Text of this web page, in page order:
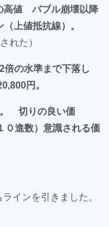
高値 バブル崩壊以降
（上値抵抗線）。
れた）
倍の水準まで下落し
円。
切りの良い価
進数）意識される価
インを引きました。